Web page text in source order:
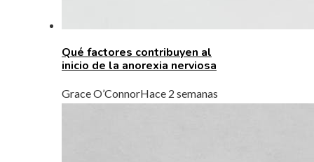
Qué factores contribuyen al
inicio de la anorexia nerviosa
Grace O’ConnorHace 2 semanas